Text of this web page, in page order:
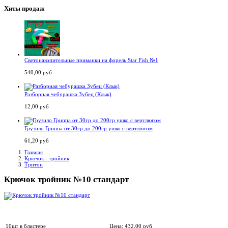
Хиты продаж
Светонакопительные приманки на форель Star Fish №1
540,00 руб
Разборная чебурашка Зубец (Клык)
12,00 руб
Грузило Гриппа от 30гр до 200гр ушко с вертлюгом
61,20 руб
Главная
Крючок - тройник
Тритон
Крючок тройник №10 стандарт
10шт в блистере Цена: 432,00 руб